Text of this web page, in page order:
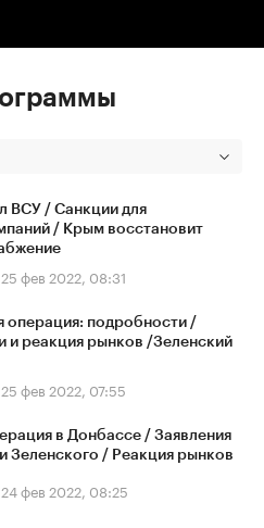
ВСУ / Санкции для
/ Крым восстановит
25 фев 2022, 08:31
операция: подробности /
и реакция рынков /Зеленский
25 фев 2022, 07:55
в Донбассе / Заявления
Зеленского / Реакция рынков
24 фев 2022, 08:25